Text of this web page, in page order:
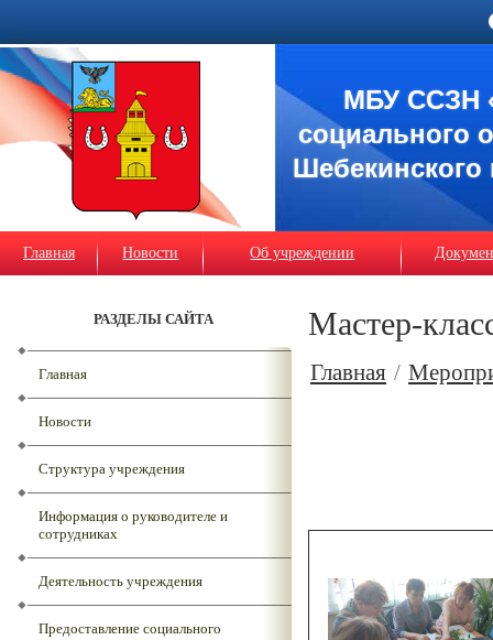
МБУ ССЗН
социального
Шебекинского
Главная Новости Об учреждении
РАЗДЕЛЫ САЙТА
Главная
Новости
Структура учреждения
Информация о руководителе и
сотрудниках
Деятельность учреждения
Предоставление социального
Мастер-
Главная /